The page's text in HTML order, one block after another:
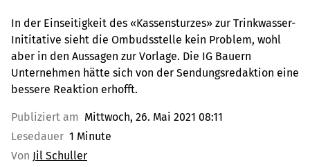
In der Einseitigkeit des «Kassensturzes» zur Trinkwasser-
Inititative sieht die Ombudsstelle kein Problem, wohl
aber in den Aussagen zur Vorlage. Die IG Bauern
Unternehmen hätte sich von der Sendungsredaktion eine
bessere Reaktion erhofft.
Publiziert am Mittwoch, 26. Mai 2021 08:11
Lesedauer 1 Minute
Von Jil Schuller